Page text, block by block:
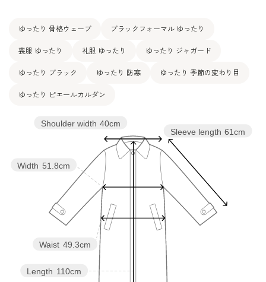
ゆったり 骨格ウェーブ ブラックフォーマル ゆったり
喪服 ゆったり 礼服 ゆったり ゆったり ジャガード
ゆったり ブラック ゆったり 防寒 ゆったり 季節の変わり目
ゆったり ピエールカルダン
Sleeve length 61cm
Length 110cm
Waist 49.3cm
Width 51.8cm
Shoulder width 40cm